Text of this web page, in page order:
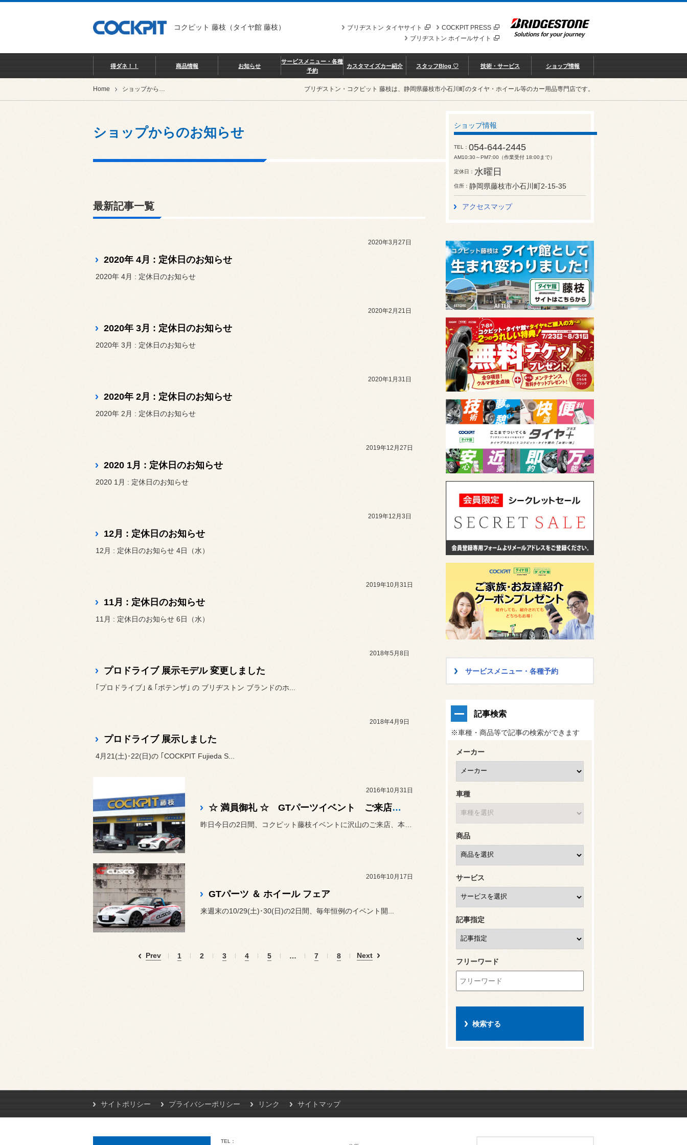
コクピット 藤枝（タイヤ館 藤枝） COCKPIT PRESS
ブリヂストン タイヤサイト
ブリヂストン ホイールサイト
得ダネ！！ 商品情報 お知らせ
サービスメニュー・各種
予約
カスタマイズカー紹介 スタッフBlog ♡ 技術・サービス ショップ情報
Home ショップからのお知らせ ブリヂストン・コクピット 藤枝は、静岡県藤枝市小石川町のタイヤ・ホイール等のカー用品専門店です。
ショップからのお知らせ
最新記事一覧
2020年3月27日
2020年 4月 : 定休日のお知らせ
2020年 4月 : 定休日のお知らせ
2020年2月21日
2020年 3月 : 定休日のお知らせ
2020年 3月 : 定休日のお知らせ
2020年1月31日
2020年 2月 : 定休日のお知らせ
2020年 2月 : 定休日のお知らせ
2019年12月27日
2020 1月 : 定休日のお知らせ
2020 1月 : 定休日のお知らせ
2019年12月3日
12月 : 定休日のお知らせ
12月 : 定休日のお知らせ 4日（水）
2019年10月31日
11月 : 定休日のお知らせ
11月 : 定休日のお知らせ 6日（水）
2018年5月8日
プロドライブ 展示モデル 変更しました
｢プロドライブ｣ & ｢ポテンザ｣ の ブリヂストン ブランドのホ...
2018年4月9日
プロドライブ 展示しました
4月21(土)･22(日)の ｢COCKPIT Fujieda S...
2016年10月31日
☆ 満員御礼 ☆ GTパーツイベント ご来店有難うございました！！
2016年10月17日
GTパーツ ＆ ホイール フェア
来週末の10/29(土)･30(日)の2日間、毎年恒例のイベント開...
Prev 1 2 3 4 5 … 7 8 Next
ショップ情報
TEL 054-644-2445
AM10:30～PM7:00（作業受付 18:00まで）
定休日 水曜日
住所 静岡県藤枝市小石川町2-15-35
アクセスマップ
サービスメニュー・各種予約
記事検索
※車種・商品等で記事の検索ができます
メーカー
車種
商品
サービス
記事指定
フリーワード
サイトポリシー プライバシーポリシー リンク サイトマップ
TEL